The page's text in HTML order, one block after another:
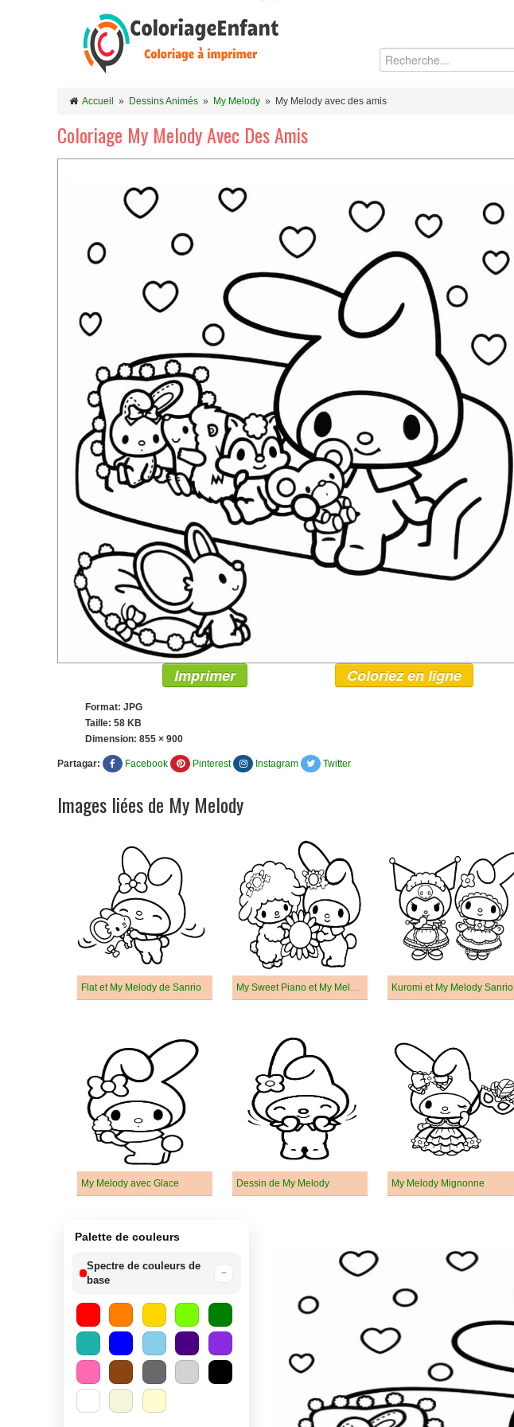
Accueil » Dessins Animés » My Melody » My Melody avec des amis
Coloriage My Melody Avec Des Amis
Imprimer Coloriez en ligne
Format: JPG
Taille: 58 KB
Dimension: 855 × 900
Partagar: Facebook Pinterest Instagram Twitter
Images liées de My Melody
Flat et My Melody de Sanrio Kuromi et My Melody Sanrio
My Melody avec Glace Dessin de My Melody My Melody Mignonne
Palette de couleurs
Spectre de couleurs de
base
−